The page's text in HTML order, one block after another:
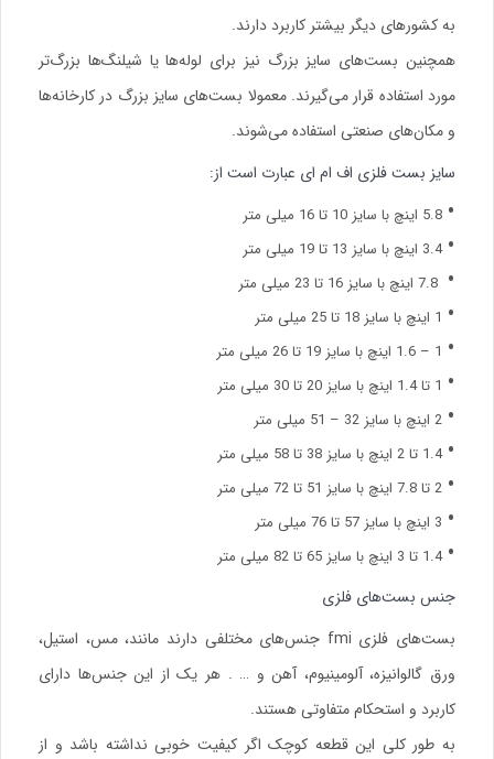
به کشورهای دیگر بیشتر کاربرد دارند.
همچنین بست‌های سایز بزرگ نیز برای لوله‌ها یا شیلنگ‌ها بزرگ‌تر
مورد استفاده قرار می‌گیرند. معمولا بست‌های سایز بزرگ در کارخانه‌ها
و مکان‌های صنعتی استفاده می‌شوند.
سایز بست فلزی اف ام ای عبارت است از:
5.8 اینچ با سایز 10 تا 16 میلی متر
3.4 اینچ با سایز 13 تا 19 میلی متر
1 اینچ با سایز 18 تا 25 میلی متر
1 – 1.6 اینچ با سایز 19 تا 26 میلی متر
1 تا 1.4 اینچ با سایز 20 تا 30 میلی متر
2 اینچ با سایز 32 – 51 میلی متر
1.4 تا 2 اینچ با سایز 38 تا 58 میلی متر
2 تا 7.8 اینچ با سایز 51 تا 72 میلی متر
3 اینچ با سایز 57 تا 76 میلی متر
1.4 تا 3 اینچ با سایز 65 تا 82 میلی متر
جنس بست‌های فلزی
بست‌های فلزی fmi جنس‌های مختلفی دارند مانند، مس، استیل،
ورق گالوانیزه، آلومینیوم، آهن و … . هر یک از این جنس‌ها دارای
کاربرد و استحکام متفاوتی هستند.
به طور کلی این قطعه کوچک اگر کیفیت خوبی نداشته باشد و از